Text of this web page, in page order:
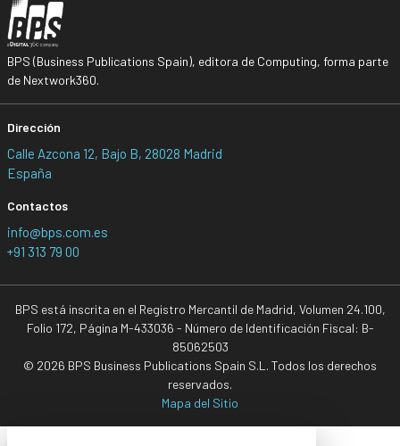
BPS (Business Publications Spain), editora de Computing, forma parte
de Nextwork360.
Dirección
Calle Azcona 12, Bajo B, 28028 Madrid
España
Contactos
info@bps.com.es
+91 313 79 00
BPS está inscrita en el Registro Mercantil de Madrid, Volumen 24.100,
Folio 172, Página M-433036 - Número de Identificación Fiscal: B-
85062503
© 2026 BPS Business Publications Spain S.L. Todos los derechos
reservados.
Mapa del Sitio